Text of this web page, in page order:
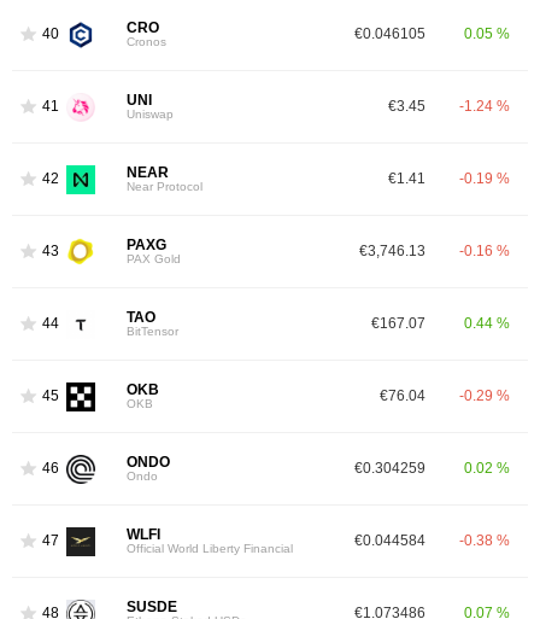
40 CRO
Cronos €0.046105 0.05 %
41 UNI
Uniswap €3.45 -1.24 %
42 NEAR
Near Protocol €1.41 -0.19 %
43 PAXG
PAX Gold €3,746.13 -0.16 %
44 TAO
BitTensor €167.07 0.44 %
45 OKB
OKB €76.04 -0.29 %
46 ONDO
Ondo €0.304259 0.02 %
47 WLFI
Official World Liberty Financial €0.044584 -0.38 %
48 SUSDE €1.073486 0.07 %